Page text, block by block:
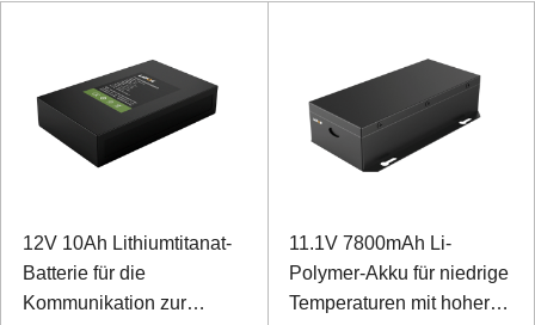
12V 10Ah Lithiumtitanat-
Batterie für die
Kommunikation zur
11.1V 7800mAh Li-
Polymer-Akku für niedrige
Temperaturen mit hoher